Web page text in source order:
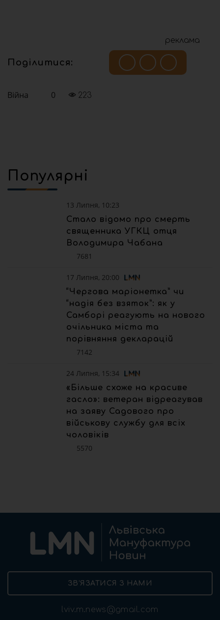
реклама
Поділитися:
Війна 0 223
Популярні
13 Липня, 10:23
Стало відомо про смерть
священника УГКЦ отця
Володимира Чабана
7681
17 Липня, 20:00
“Чергова маріонетка” чи
“надія без взяток”: як у
Самборі реагують на нового
очільника міста та
порівняння декларацій
7142
24 Липня, 15:34
«Більше схоже на красиве
гасло»: ветеран відреагував
на заяву Садового про
військову службу для всіх
чоловіків
5570
ЗВ’ЯЗАТИСЯ З НАМИ
lviv.m.news@gmail.com